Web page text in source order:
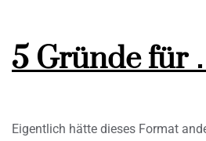
5 Gründe für
Eigentlich hätte dieses Format